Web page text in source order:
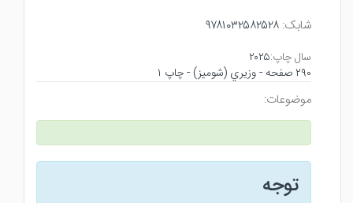
شابک: ۹۷۸۱۰۳۲۵۸۲۵۲۸
سال چاپ:۲۰۲۵
۲۹۰ صفحه - وزيري (شوميز) - چاپ ۱
موضوعات:
توجه